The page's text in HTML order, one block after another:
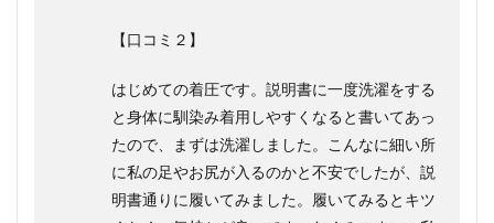
【口コミ２】
はじめての着圧です。説明書に一度洗濯をする
と身体に馴染み着用しやすくなると書いてあっ
たので、まずは洗濯しました。こんなに細い所
に私の足やお尻が入るのかと不安でしたが、説
明書通りに履いてみました。履いてみるとキツ